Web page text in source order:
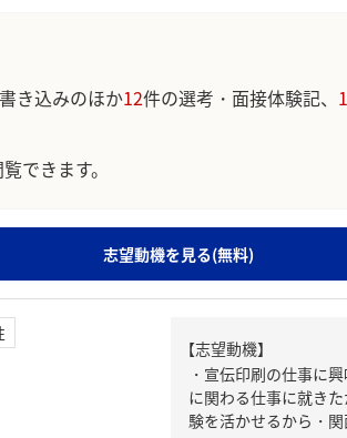
き込みのほか12件の選考・面接体験記、
できます。
志望動機を見る(無料)
【志望動機】
・宣伝印刷の仕事に
に関わる仕事に就き
験を活かせるから・